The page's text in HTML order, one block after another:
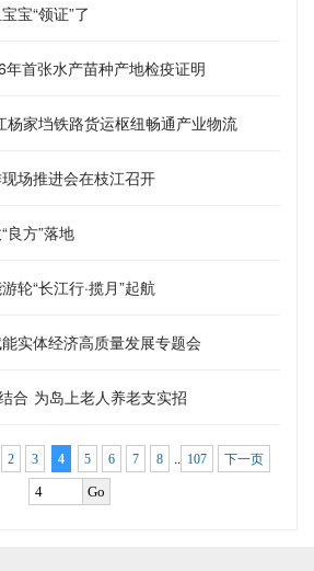
宝“领证”了
首张水产苗种产地检疫证明
杨家垱铁路货运枢纽畅通产业物流
场推进会在枝江召开
良方”落地
轮“长江行·揽月”起航
实体经济高质量发展专题会
合 为岛上老人养老支实招
2 3 4 5 6 7 8 .. 107 下一页
Go